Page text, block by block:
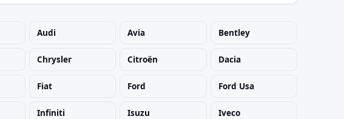
Audi Avia Bentley
Chrysler Citroën Dacia
Fiat Ford Ford Usa
Infiniti Isuzu Iveco